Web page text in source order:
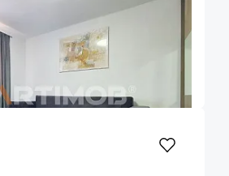
COMISION 50%
zona ITC - Vlahuta